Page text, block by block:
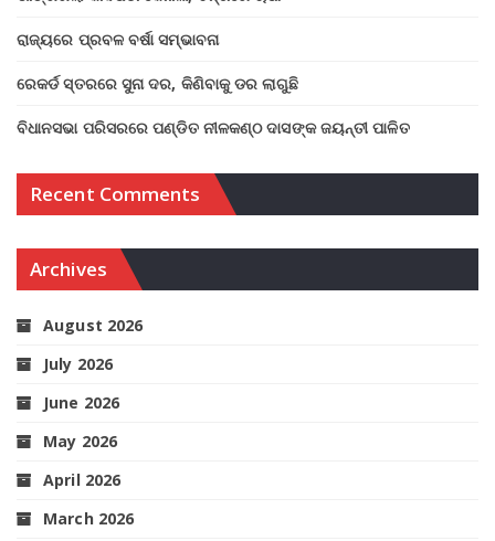
ରାଜ୍ୟରେ ପ୍ରବଳ ବର୍ଷା ସମ୍ଭାବନା
ରେକର୍ଡ ସ୍ତରରେ ସୁନା ଦର, କିଣିବାକୁ ଡର ଲାଗୁଛି
ବିଧାନସଭା ପରିସରରେ ପଣ୍ଡିତ ନୀଳକଣ୍ଠ ଦାସଙ୍କ ଜୟନ୍ତୀ ପାଳିତ
Recent Comments
Archives
August 2026
July 2026
June 2026
May 2026
April 2026
March 2026